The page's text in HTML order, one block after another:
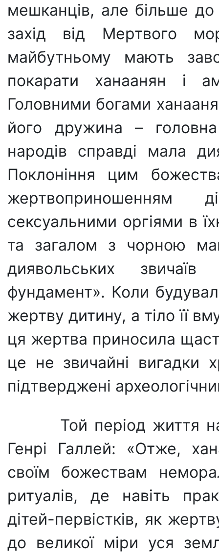
мешканців, але більше
захід від Мертвого
майбутньому мають
покарати ханаанян і
Головними богами
його дружина –
народів справді мала
Поклоніння цим
жертвоприношенням
сексуальними оргіями в
та загалом з чорною
диявольських
фундамент». Коли
жертву дитину, а тіло її
ця жертва приносила
це не звичайні вигадки
підтверджені
Той період життя
Генрі Галлей: «Отже,
своїм божествам
ритуалів, де навіть
дітей-первістків, як
до великої міри уся